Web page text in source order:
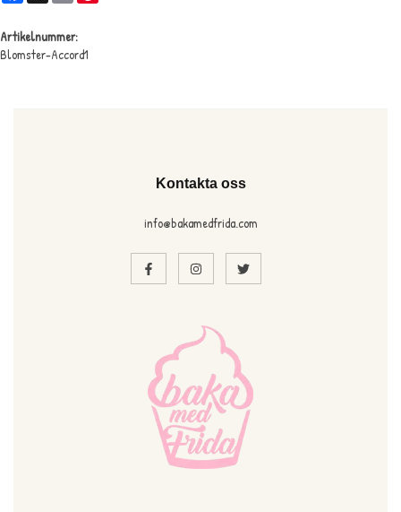
Artikelnummer:
Blomster-Accord1
Kontakta oss
info@bakamedfrida.com